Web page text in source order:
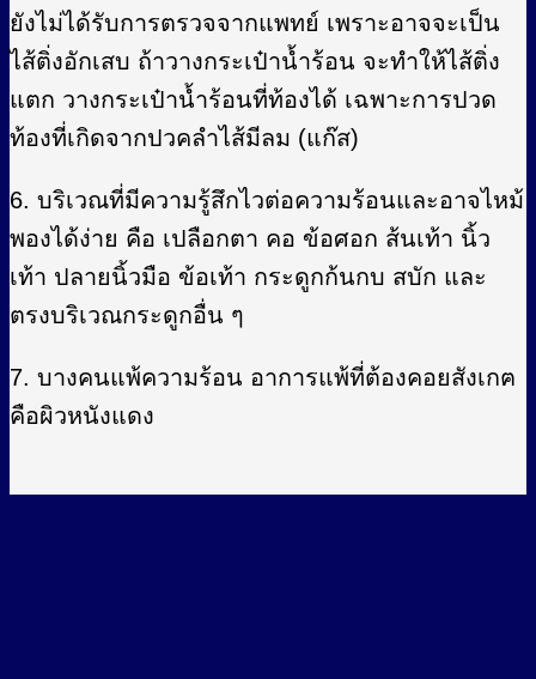
ยังไม่ได้รับการตรวจจากแพทย์ เพราะอาจจะเป็น
ไส้ติ่งอักเสบ ถ้าวางกระเป๋าน้ำร้อน จะทำให้ไส้ติ่ง
แตก วางกระเป๋าน้ำร้อนที่ท้องได้ เฉพาะการปวด
ท้องที่เกิดจากปวคลำไส้มีลม (แก๊ส)
6. บริเวณที่มีความรู้สึกไวต่อความร้อนและอาจไหม้
พองได้ง่าย คือ เปลือกตา คอ ข้อศอก ส้นเท้า นิ้ว
เท้า ปลายนิ้วมือ ข้อเท้า กระดูกก้นกบ สบัก และ
ตรงบริเวณกระดูกอื่น ๆ
7. บางคนแพ้ความร้อน อาการแพ้ที่ต้องคอยสังเกฅ
คือผิวหนังแดง